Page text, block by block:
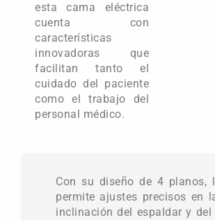
esta cama eléctrica
cuenta con
características
innovadoras que
facilitan tanto el
cuidado del paciente
como el trabajo del
personal médico.
Con su diseño de 4 planos,
permite ajustes precisos en
inclinación del espaldar y del